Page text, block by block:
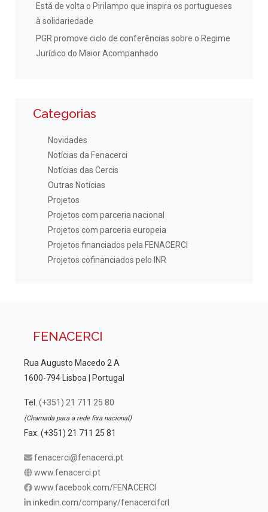
Está de volta o Pirilampo que inspira os portugueses
à solidariedade
PGR promove ciclo de conferências sobre o Regime
Jurídico do Maior Acompanhado
Categorias
Novidades
Notícias da Fenacerci
Notícias das Cercis
Outras Notícias
Projetos
Projetos com parceria nacional
Projetos com parceria europeia
Projetos financiados pela FENACERCI
Projetos cofinanciados pelo INR
FENACERCI
Rua Augusto Macedo 2 A
1600-794 Lisboa | Portugal
Tel. (+351) 21 711 25 80
(Chamada para a rede fixa nacional)
Fax. (+351) 21 711 25 81
fenacerci@fenacerci.pt
www.fenacerci.pt
www.facebook.com/FENACERCI
inkedin.com/company/fenacercifcrl